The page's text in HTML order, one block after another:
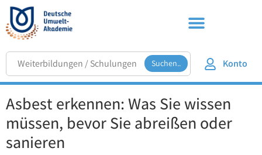
Suchen.. Konto
Asbest erkennen: Was Sie wissen
müssen, bevor Sie abreißen oder
sanieren